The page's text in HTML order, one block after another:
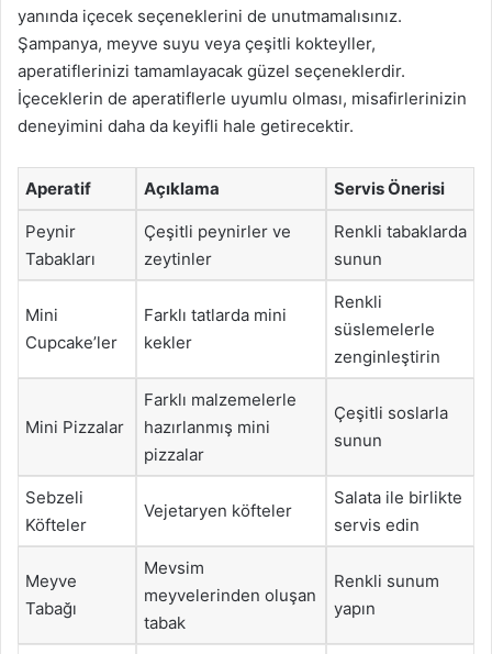
yanında içecek seçeneklerini de unutmamalısınız.
Şampanya, meyve suyu veya çeşitli kokteyller,
aperatiflerinizi tamamlayacak güzel seçeneklerdir.
İçeceklerin de aperatiflerle uyumlu olması, misafirlerinizin
deneyimini daha da keyifli hale getirecektir.
Aperatif Açıklama Servis Önerisi
Peynir
Tabakları
Çeşitli peynirler ve
zeytinler
Renkli tabaklarda
sunun
Mini
Cupcake’ler
Farklı tatlarda mini
kekler
Renkli
süslemelerle
zenginleştirin
Mini Pizzalar
Farklı malzemelerle
hazırlanmış mini
pizzalar
Çeşitli soslarla
sunun
Sebzeli
Köfteler
Vejetaryen köfteler
Salata ile birlikte
servis edin
Meyve
Tabağı
Mevsim
meyvelerinden oluşan
tabak
Renkli sunum
yapın